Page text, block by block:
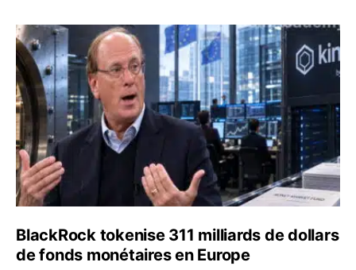
BlackRock tokenise 311 milliards de dollars de fonds
BlackRock tokenise 311 milliards de dollars
de fonds monétaires en Europe